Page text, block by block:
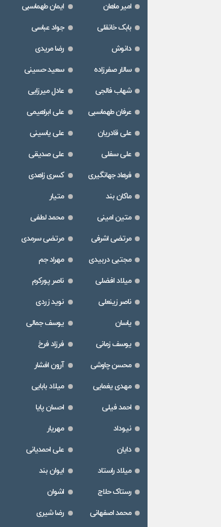
امیر ماهان
ایمان طهماسبی
بابک خانقلی
جواد عباسی
دانوش
رضا مریدی
سالار صفرزاده
سعید حسینی
شهاب فالجی
عادل میرزایی
عرفان طهماسبی
علی ابراهیمی
علی قادریان
علی یاسینی
علی سفلی
علی صدیقی
فرهاد جهانگیری
کسری زاهدی
ماکان بند
متیار
متین امینی
محمد لطفی
مرتضی اشرفی
مرتضی سرمدی
مجتبی دربیدی
مهراد جم
میلاد افضلی
ناصر پورکرم
ناصر زینعلی
نوید زردی
یاسان
یوسف جمالی
یوسف زمانی
فرزاد فرخ
محسن چاوشی
آرون افشار
مهدی یغمایی
میلاد بابایی
احمد فیلی
احسان پایا
نیوداد
مهریار
دایان
علی احمدیانی
میلاد راستاد
ایوان بند
رستاک حلاج
اشوان
محمد اصفهانی
رضا شیری